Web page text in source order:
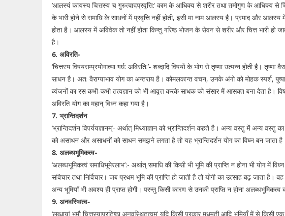
‘आलस्यं कायस्य चित्तस्य च गुरुत्वादप्रवृत्ति:’ काम के आधिक्य से शरीर तथा तमोगुण के आधिक्य से
के भारी होने से समाधि के साधनों में प्रवृत्ति नहीं होती, इसी मा नाम आलस्य है। प्रमाद और
होता है। आलस्य में अविवेक तो नहीं होता किन्तु गरिष्ठ भोजन के सेवन से शरीर और चित्त भारी हो
है।
6. अविरति-
‘चित्तस्य विषयसम्प्रयोगात्मा गर्ध: अविरति:’- शब्दादि विषयों के भोग से तृष्णा उत्पन्न होती है।
साधन है। अत: वैराग्याभाव योग का अन्तराय है। कोमलकान्त वचन, उनके अंगो को मोहक स्पर्श,
व्यंजनों का रस कभी-कभी तत्वज्ञान को भी आवृत्त करके साधक को संसार में आसक्त बना देता है।
अविरति योग का महान् विध्न कहा गया है।
7. भ्रान्तिदर्शन
‘भ्रान्तिदर्शन विपर्ययज्ञानम्’- अर्थात् मिथ्याज्ञान को भ्रान्तिदर्शन कहते है। अन्य वस्तु में अन्य वस्तु
को असाधन और असाधनों को साधन समझने लगता है तो यह भ्रान्तिदर्शन योग का विघ्न बन जाता
8. अलब्धभूमिकत्व-
‘अलब्धभूमिकत्वं समाधिभूमेरलाभ’:- अर्थात् समाधि की किसी भी भूमि की प्राप्ति न होना भी योग में
सविचार तथा निर्विचार। जब प्रथम भूमि की प्राप्ति हो जाती है तो योगी का उत्साह बढ़ जाता है।
अन्य भूमियॉं भी अवश्य ही प्राप्त होगी। परन्तु किसी कारण से उनकी प्राप्ति न होना
9. अनवस्थित्व-
‘लब्धायां भूमौ चित्तस्याप्रतिष्ठा अनवस्थितत्वम्’ यदि किसी प्रकार मधुमती आदि भूमियॉं में से किसी